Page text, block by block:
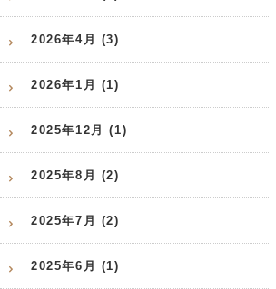
2026年4月 (3)
2026年1月 (1)
2025年12月 (1)
2025年8月 (2)
2025年7月 (2)
2025年6月 (1)